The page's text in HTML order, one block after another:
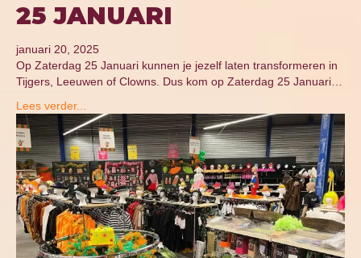
25 JANUARI
januari 20, 2025
Op Zaterdag 25 Januari kunnen je jezelf laten transformeren in
Tijgers, Leeuwen of Clowns. Dus kom op Zaterdag 25 Januari…
Lees verder...